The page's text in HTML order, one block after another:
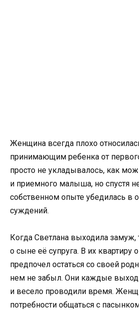
Женщина всегда плохо
принимающим ребенка от
просто не укладывалось, как
и приемного малыша, но спустя
собственном опыте убедилась в
суждений.
Когда Светлана выходила замуж,
о сыне её супруга. В их квартиру
предпочел остаться со своей
нем не забыл. Они каждые
и весело проводили время.
потребности общаться с